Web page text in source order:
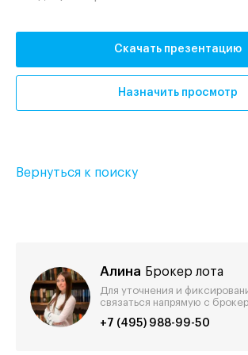
Скачать презентацию
Назначить просмотр
Вернуться к поиску
Алина Брокер лота
Для уточнения и
связаться напрямую с
+7 (495) 988-99-50